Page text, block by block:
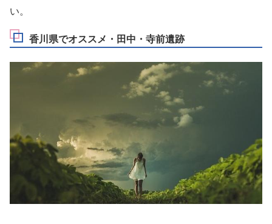
い。
香川県でオススメ・田中・寺前遺跡